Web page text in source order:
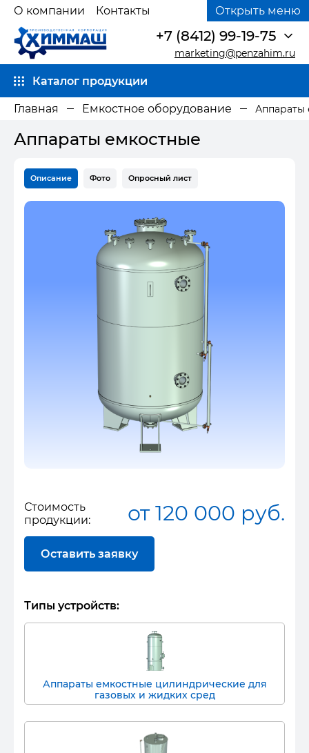
О компании Контакты Открыть меню
Каталог продукции
marketing@penzahim.ru
+7 (8412) 99-19-75
Главная Емкостное оборудование Аппараты
Аппараты емкостные
Описание Фото Опросный лист
Стоимость
продукции:
от 120 000 руб.
Оставить заявку
Типы устройств:
Аппараты емкостные цилиндрические для
газовых и жидких сред